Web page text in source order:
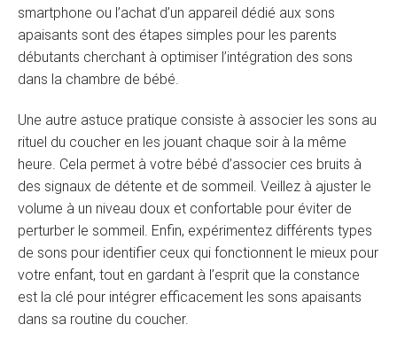
smartphone ou l’achat d’un appareil dédié aux sons
apaisants sont des étapes simples pour les parents
débutants cherchant à optimiser l’intégration des sons
dans la chambre de bébé.
Une autre astuce pratique consiste à associer les sons au
rituel du coucher en les jouant chaque soir à la même
heure. Cela permet à votre bébé d’associer ces bruits à
des signaux de détente et de sommeil. Veillez à ajuster le
volume à un niveau doux et confortable pour éviter de
perturber le sommeil. Enfin, expérimentez différents types
de sons pour identifier ceux qui fonctionnent le mieux pour
votre enfant, tout en gardant à l’esprit que la constance
est la clé pour intégrer efficacement les sons apaisants
dans sa routine du coucher.